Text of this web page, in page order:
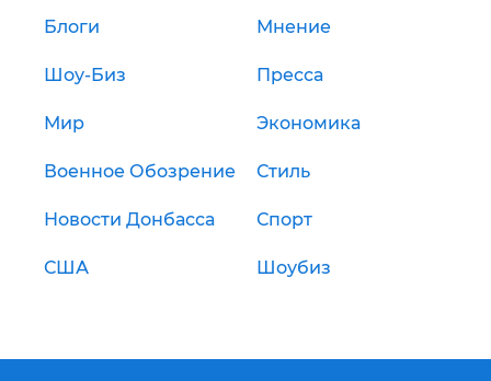
Блоги Мнение
Шоу-Биз Пресса
Мир Экономика
Военное Обозрение Стиль
Новости Донбасса Спорт
США Шоубиз